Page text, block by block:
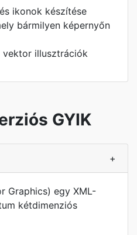
ikonok készítése
bármilyen képernyőn
vektor illusztrációk
GYIK
+
Graphics) egy XML-
kétdimenziós